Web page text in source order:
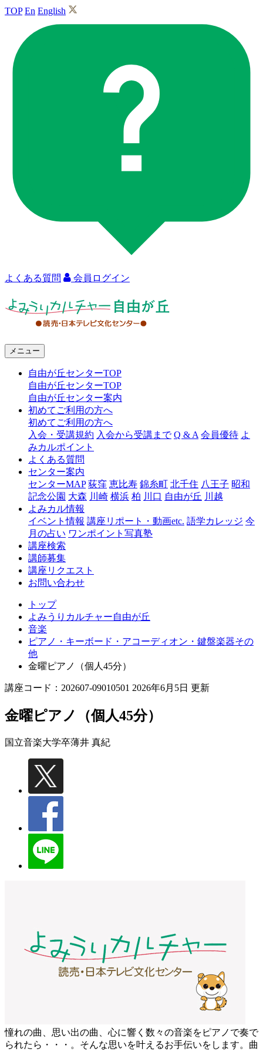
TOP En English
よくある質問 会員ログイン
ャ
由
丘
メニュー
自由が丘センターTOP
自由が丘センターTOP
自由が丘センター案内
初めてご利用の方へ
初めてご利用の方へ
入会・受講規約 入会から受講まで Q & A 会員優待 よ
みカルポイント
よくある質問
センター案内
センターMAP 荻窪 恵比寿 錦糸町 北千住 八王子 昭和
記念公園 大森 川崎 横浜 柏 川口 自由が丘 川越
よみカル情報
イベント情報 講座リポート・動画etc. 語学カレッジ 今
月の占い ワンポイント写真塾
講座検索
講師募集
講座リクエスト
お問い合わせ
トップ
よみうりカルチャー自由が丘
音楽
ピアノ・キーボード・アコーディオン・鍵盤楽器その
他
金曜ピアノ（個人45分）
講座コード：202607-09010501 2026年6月5日 更新
金曜ピアノ（個人45分）
国立音楽大学卒薄井 真紀
憧れの曲、思い出の曲、心に響く数々の音楽をピアノで奏で
られたら・・・。そんな思いを叶えるお手伝いをします。曲